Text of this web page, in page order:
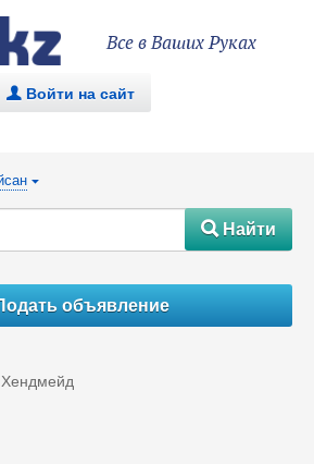
Все в Ваших Руках
. Войти на сайт
{
#Найти
объявление